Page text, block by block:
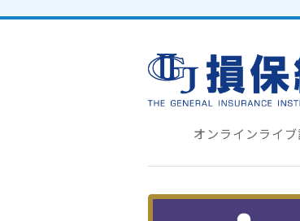
オンラインライ